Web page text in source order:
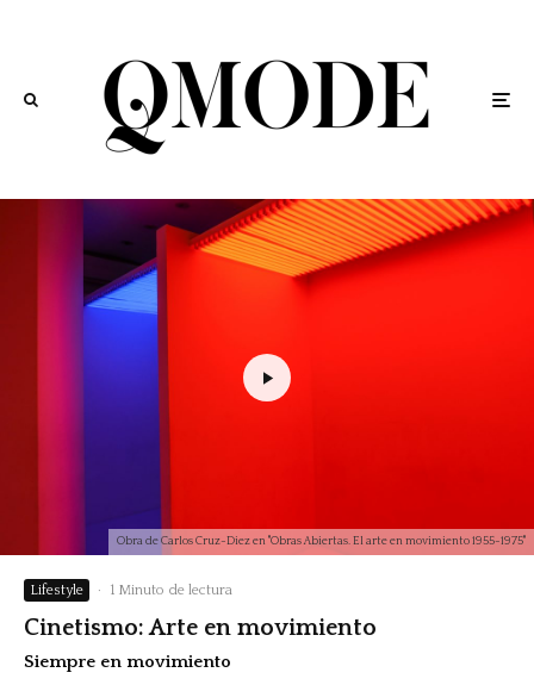
Obra de Carlos Cruz-Diez en "Obras Abiertas. El arte en movimiento 1955-1975"
Lifestyle · 1 Minuto de lectura
Cinetismo: Arte en movimiento
Siempre en movimiento